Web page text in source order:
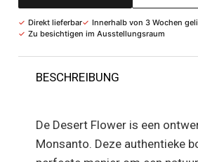
✓ Direkt lieferbar✓ Innerhalb von 3 Wochen
✓ Zu besichtigen im Ausstellungsraum
BESCHREIBUNG
De Desert Flower is een
Monsanto. Deze authentieke